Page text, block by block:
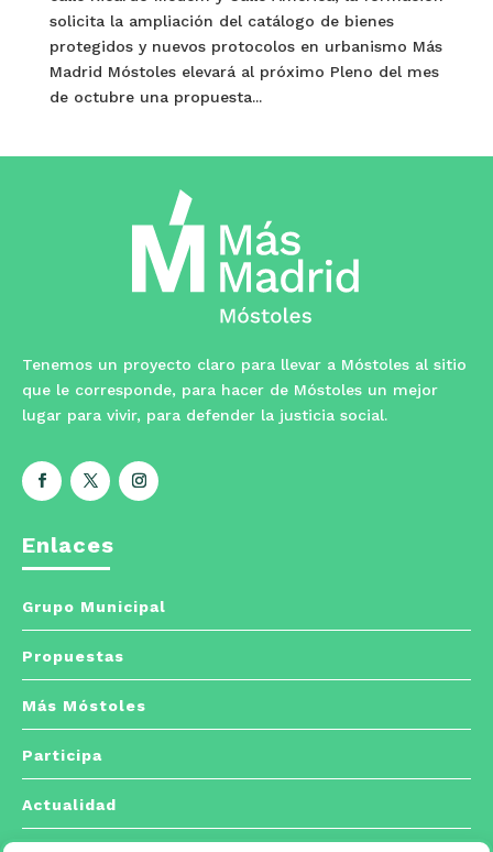
solicita la ampliación del catálogo de bienes
protegidos y nuevos protocolos en urbanismo Más
Madrid Móstoles elevará al próximo Pleno del mes
de octubre una propuesta...
Tenemos un proyecto claro para llevar a Móstoles al sitio
que le corresponde, para hacer de Móstoles un mejor
lugar para vivir, para defender la justicia social.
Enlaces
Grupo Municipal
Propuestas
Más Móstoles
Participa
Actualidad